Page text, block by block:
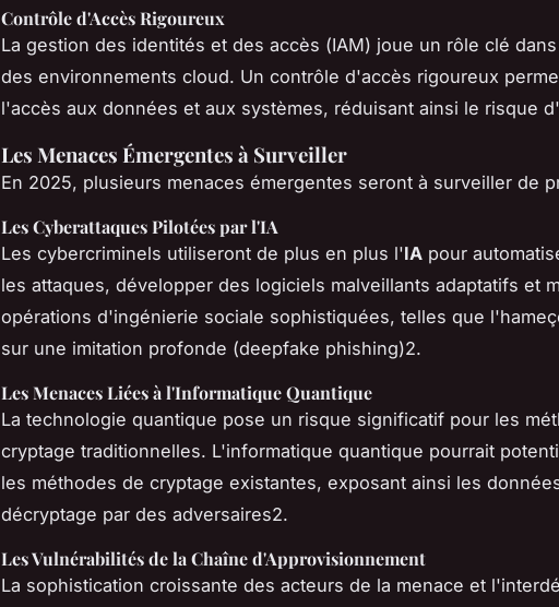
Contrôle d'Accès Rigoureux
La gestion des identités et des accès (IAM) joue un rôle clé
des environnements cloud. Un contrôle d'accès rigoureux
l'accès aux données et aux systèmes, réduisant ainsi le risque
Les Menaces Émergentes à Surveiller
En 2025, plusieurs menaces émergentes seront à surveiller de
Les Cyberattaques Pilotées par l'IA
Les cybercriminels utiliseront de plus en plus l'IA pour
les attaques, développer des logiciels malveillants adaptatifs et
opérations d'ingénierie sociale sophistiquées, telles que l'
sur une imitation profonde (deepfake phishing)2.
Les Menaces Liées à l'Informatique Quantique
La technologie quantique pose un risque significatif pour les
cryptage traditionnelles. L'informatique quantique pourrait
les méthodes de cryptage existantes, exposant ainsi les
décryptage par des adversaires2.
Les Vulnérabilités de la Chaîne d'Approvisionnement
La sophistication croissante des acteurs de la menace et